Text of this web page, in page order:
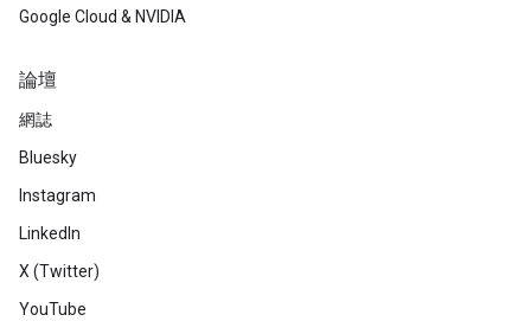
Google Cloud & NVIDIA
論壇
網誌
Bluesky
Instagram
LinkedIn
X (Twitter)
YouTube